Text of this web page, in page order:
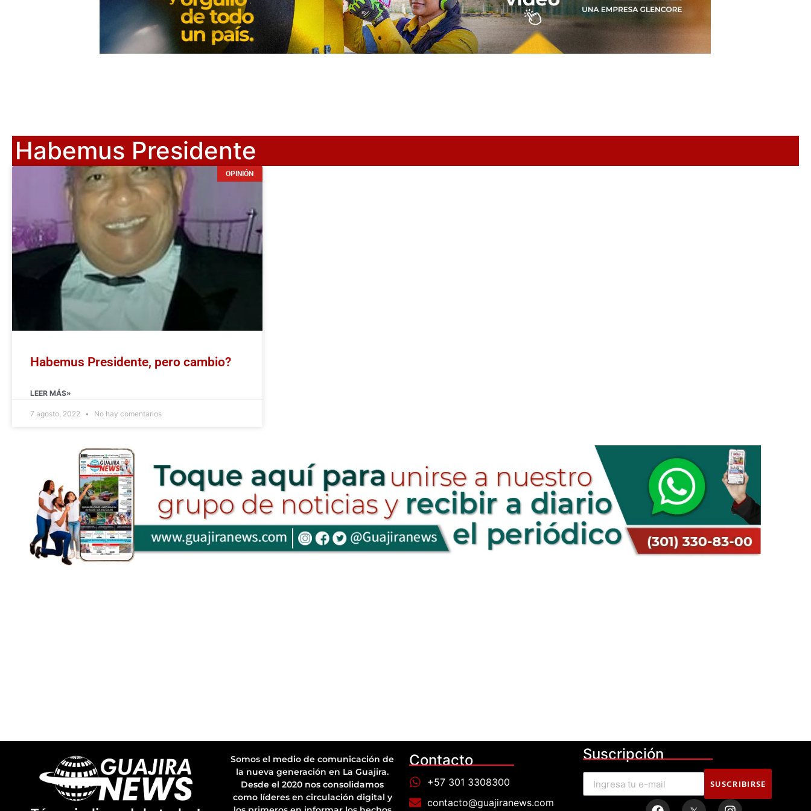
Habemus Presidente
OPINIÓN
Habemus Presidente, pero cambio?
LEER MÁS»
7 agosto, 2022 No hay comentarios
Somos el medio de comunicación de
la nueva generación en La Guajira.
Desde el 2020 nos consolidamos
como líderes en circulación digital y
Contacto
+57 301 3308300
contacto@guajiranews.com
Suscripción
SUSCRIBIRSE